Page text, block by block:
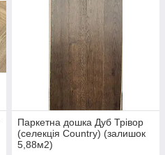
Паркетна дошка Дуб Трівор
(селекція Country) (залишок
5,88м2)